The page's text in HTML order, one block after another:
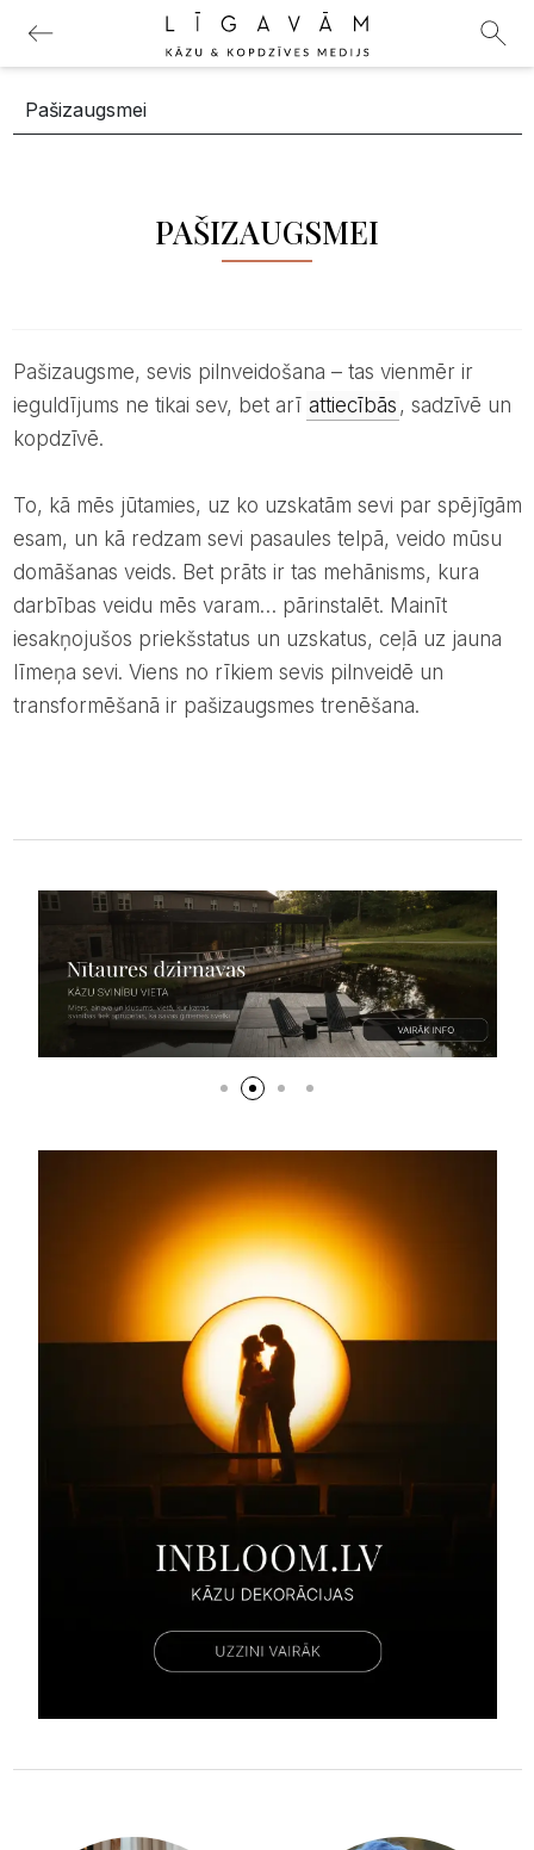
PAŠIZAUGSMEI
Pašizaugsme, sevis pilnveidošana – tas vienmēr ir
ieguldījums ne tikai sev, bet arī attiecībās , sadzīvē un
kopdzīvē.
To, kā mēs jūtamies, uz ko uzskatām sevi par spējīgām
esam, un kā redzam sevi pasaules telpā, veido mūsu
domāšanas veids. Bet prāts ir tas mehānisms, kura
darbības veidu mēs varam… pārinstalēt. Mainīt
iesakņojušos priekšstatus un uzskatus, ceļā uz jauna
līmeņa sevi. Viens no rīkiem sevis pilnveidē un
transformēšanā ir pašizaugsmes trenēšana.